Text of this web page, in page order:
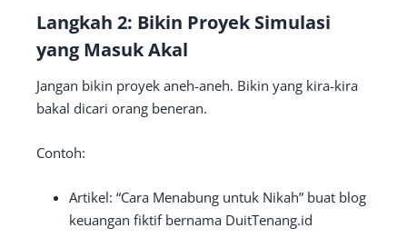
Langkah 2: Bikin Proyek Simulasi
yang Masuk Akal
Jangan bikin proyek aneh-aneh. Bikin yang kira-kira
bakal dicari orang beneran.
Contoh:
Artikel: “Cara Menabung untuk Nikah” buat blog
keuangan fiktif bernama DuitTenang.id